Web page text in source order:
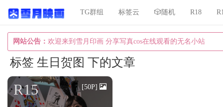
网站公告： 欢迎来到雪月印画 分享写真cos在线观看的无名小站
TG群组 标签云 🎲随机 R18
标签 生日贺图 下的文章
R15 [50P]